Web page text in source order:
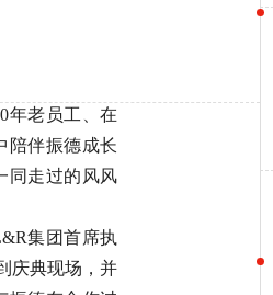
年老员工、在
陪伴振德成长
同走过的风风
集团首席执
庆典现场，并